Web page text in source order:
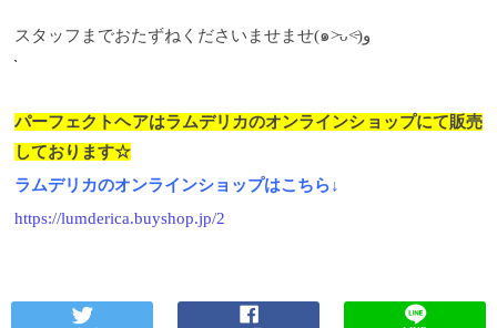
スタッフまでおたずねくださいませませ(๑˃̵ᴗ˂̵)و
パーフェクトヘアはラムデリカのオンラインショップにて販売
しております☆
ラムデリカのオンラインショップはこちら↓
https://lumderica.buyshop.jp/2